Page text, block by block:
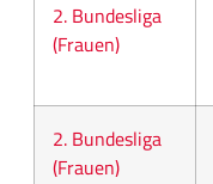
2. Bundesliga
(Frauen)
2. Bundesliga
(Frauen)